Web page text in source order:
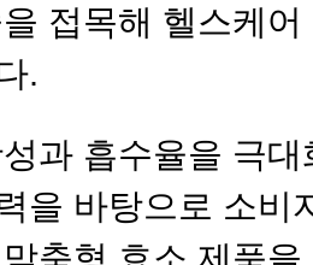
접목해 헬스케
.
과 흡수율을 극
을 바탕으로 소비